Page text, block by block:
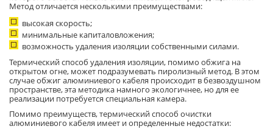
Метод отличается несколькими преимуществами:
высокая скорость;
минимальные капиталовложения;
возможность удаления изоляции собственными силами.
Термический способ удаления изоляции, помимо обжига на
открытом огне, может подразумевать пиролизный метод. В этом
случае обжиг алюминиевого кабеля происходит в безвоздушном
пространстве, эта методика намного экологичнее, но для ее
реализации потребуется специальная камера.
Помимо преимуществ, термический способ очистки
алюминиевого кабеля имеет и определенные недостатки: